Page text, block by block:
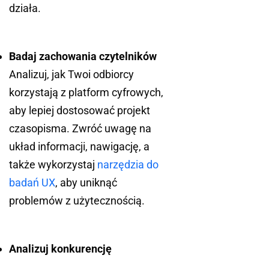
działa.
Badaj zachowania czytelników
Analizuj, jak Twoi odbiorcy
korzystają z platform cyfrowych,
aby lepiej dostosować projekt
czasopisma. Zwróć uwagę na
układ informacji, nawigację, a
także wykorzystaj narzędzia do
badań UX, aby uniknąć
problemów z użytecznością.
Analizuj konkurencję